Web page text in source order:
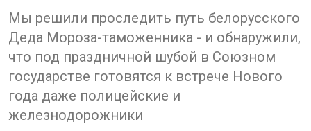
Мы решили проследить путь белорусского
Деда Мороза-таможенника - и обнаружили,
что под праздничной шубой в Союзном
государстве готовятся к встрече Нового
года даже полицейские и
железнодорожники